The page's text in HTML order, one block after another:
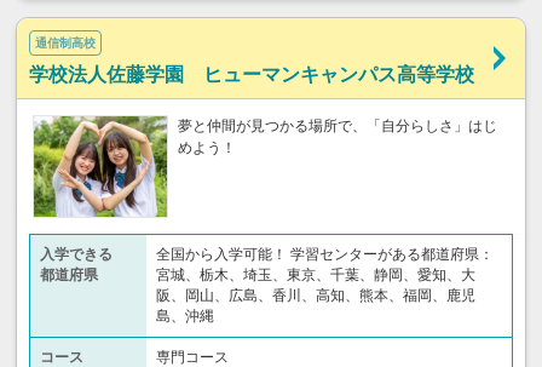
通信制高校
学校法人佐藤学園 ヒューマンキャンパス高等学校
夢と仲間が見つかる場所で、「自分らしさ」はじ
めよう！
入学できる
都道府県
全国から入学可能！ 学習センターがある都道府県：
宮城、栃木、埼玉、東京、千葉、静岡、愛知、大
阪、岡山、広島、香川、高知、熊本、福岡、鹿児
島、沖縄
コース
専門コース